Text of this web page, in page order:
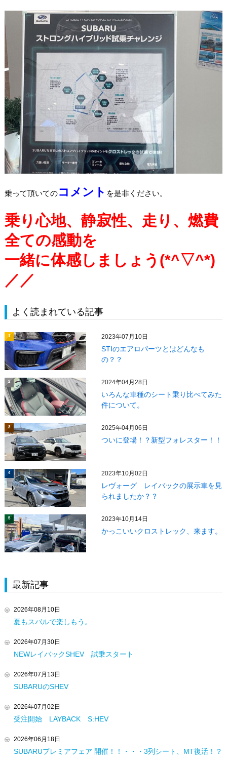
乗って頂いてのコメント を是非ください。
乗り心地、静寂性、走り、燃費
全ての感動を
一緒に体感しましょう(*^▽^*)
／／
よく読まれている記事
1 2023年07月10日
STIのエアロパーツとはどんなも
の？？
2 2024年04月28日
いろんな車種のシート乗り比べてみた
件について。
3 2025年04月06日
ついに登場！？新型フォレスター！！
4 2023年10月02日
レヴォーグ レイバックの展示車を見
られましたか？？
5 2023年10月14日
かっこいいクロストレック、来ます。
最新記事
2026年08月10日
夏もスバルで楽しもう。
2026年07月30日
NEWレイバックSHEV 試乗スタート
2026年07月13日
SUBARUのSHEV
2026年07月02日
受注開始 LAYBACK S:HEV
2026年06月18日
SUBARUプレミアフェア 開催！！・・・3列シート、MT復活！？